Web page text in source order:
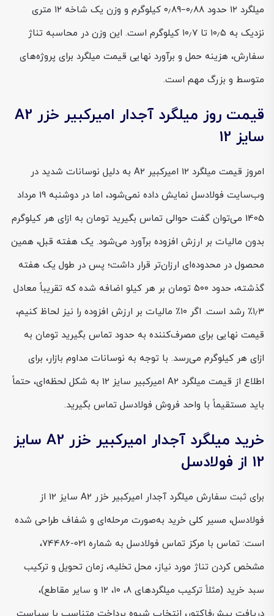
میلگرد ۱۲ حدود ۰٫۸۸–۰٫۸۹ کیلوگرم و وزن یک شاخه ۱۲ متری
نزدیک به ۱۰٫۵ تا ۱۰٫۷ کیلوگرم است. این وزن در محاسبه تناژ
سفارش، هزینه حمل و برآورد نهایی قیمت میلگرد برای پروژه‌های
متوسط و بزرگ مهم است.
قیمت روز میلگرد آجدار امیرکبیر خزر A2
سایز 12
امروز قیمت میلگرد 12 امیرکبیر A2 به دلیل نوسانات شدید در
وب‌سایت فولادسل نمایش داده نمی‌شود، اما در دوشنبه 19 مرداد
1405 می‌توان گفت حوالی تماس بگیرید تومان به ازای هر کیلوگرم
بدون مالیات بر ارزش افزوده برآورد می‌شود. یک هفته قبل، همین
محصول در محدوده‌ای ارزان‌تر قرار داشت؛ پس در طول یک هفته
گذشته، حدود ۵۰۰ تومان بر هر کیلو اضافه شده که تقریباً معادل
۱٫۳٪ رشد است. اگر ۱۰٪ مالیات بر ارزش افزوده را نیز لحاظ کنیم،
قیمت نهایی برای مصرف‌کننده به حدود تماس بگیرید تومان به
ازای هر کیلوگرم می‌رسد. با توجه به نوسانات مداوم بازار، برای
اطلاع از قیمت میلگرد A2 امیرکبیر سایز 12 به شکل لحظه‌ای، حتماً
باید مستقیماً با واحد فروش فولادسل تماس بگیرید.
خرید میلگرد آجدار امیرکبیر خزر A2 سایز
12 از فولادسل
برای ثبت سفارش میلگرد آجدار امیرکبیر خزر A2 سایز 12 از
فولادسل، مسیر کلی خرید به‌صورت مرحله‌ای و شفاف طراحی شده
است: تماس با مرکز تماس فولادسل به شماره 021-74486،
مشخص کردن تناژ مورد نیاز، محل تخلیه، زمان تحویل و ترکیب
سبد خرید (مثلاً ترکیب میلگردهای ۸، ۱۰، ۱۲ و سایر مقاطع)،